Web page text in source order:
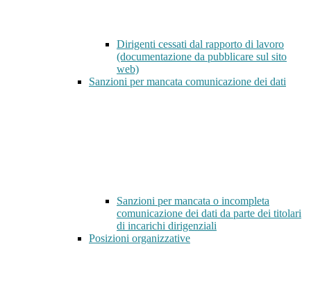
Dirigenti cessati dal rapporto di lavoro
(documentazione da pubblicare sul sito
web)
Sanzioni per mancata comunicazione dei dati
Sanzioni per mancata o incompleta
comunicazione dei dati da parte dei titolari
di incarichi dirigenziali
Posizioni organizzative